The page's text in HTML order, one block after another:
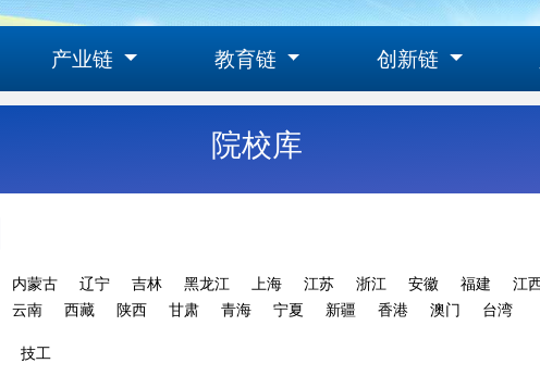
产业链 教育链 创新链
院校库
内蒙古 辽宁 吉林 黑龙江 上海 江苏 浙江 安徽 福建 江
云南 西藏 陕西 甘肃 青海 宁夏 新疆 香港 澳门 台湾
技工